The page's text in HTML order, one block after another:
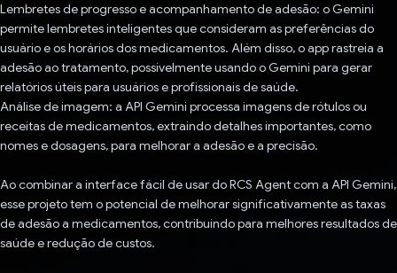
Lembretes de progresso e acompanhamento de adesão: o Gemini
permite lembretes inteligentes que consideram as preferências do
usuário e os horários dos medicamentos. Além disso, o app rastreia a
adesão ao tratamento, possivelmente usando o Gemini para gerar
relatórios úteis para usuários e profissionais de saúde.
Análise de imagem: a API Gemini processa imagens de rótulos ou
receitas de medicamentos, extraindo detalhes importantes, como
nomes e dosagens, para melhorar a adesão e a precisão.
Ao combinar a interface fácil de usar do RCS Agent com a API Gemini,
esse projeto tem o potencial de melhorar significativamente as taxas
de adesão a medicamentos, contribuindo para melhores resultados de
saúde e redução de custos.